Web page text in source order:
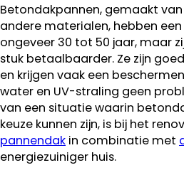
Betondakpannen, gemaakt
andere materialen, hebben
ongeveer 30 tot 50 jaar, maar
stuk betaalbaarder. Ze zijn
en krijgen vaak een
water en UV-straling geen
van een situatie waarin
keuze kunnen zijn, is bij het
pannendak in combinatie met
energiezuiniger huis.